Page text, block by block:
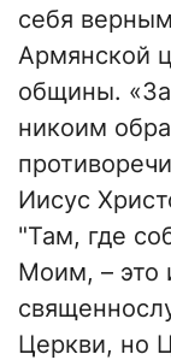
себя
Армянской
общины.
никоим
Иисус
"Там, где
Моим, – это
Церкви, но